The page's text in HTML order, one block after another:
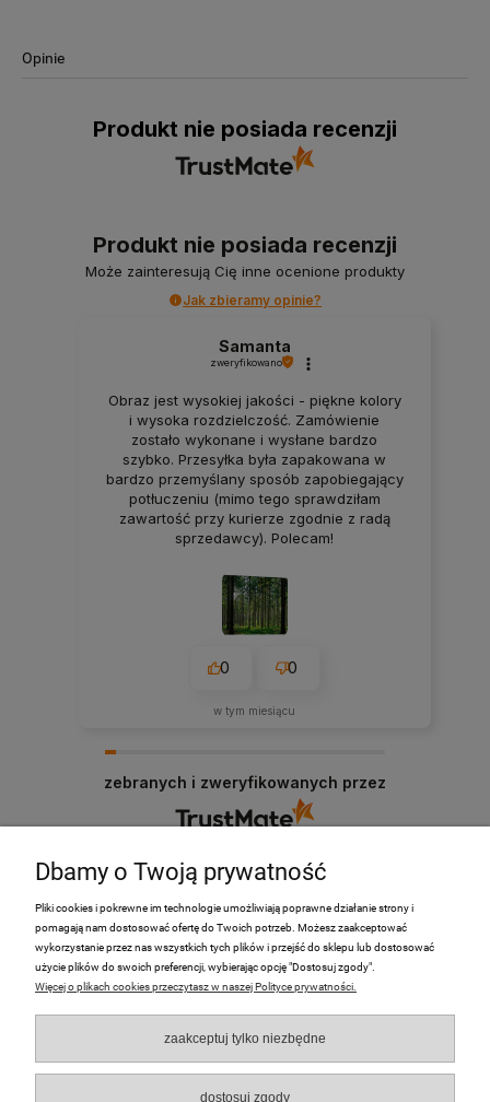
Opinie
Produkt nie posiada recenzji
Produkt nie posiada recenzji
Może zainteresują Cię inne ocenione produkty
Jak zbieramy opinie?
Samanta
zweryfikowano
Obraz jest wysokiej jakości - piękne kolory
i wysoka rozdzielczość. Zamówienie
zostało wykonane i wysłane bardzo
szybko. Przesyłka była zapakowana w
bardzo przemyślany sposób zapobiegający
potłuczeniu (mimo tego sprawdziłam
zawartość przy kurierze zgodnie z radą
sprzedawcy). Polecam!
0 0
w tym miesiącu
zebranych i zweryfikowanych przez
PRODUKTY
Moje Konto
Płatności i dostawa
O nas
Dbamy o Twoją prywatność
Pliki cookies i pokrewne im technologie umożliwiają poprawne działanie strony i
pomagają nam dostosować ofertę do Twoich potrzeb. Możesz zaakceptować
wykorzystanie przez nas wszystkich tych plików i przejść do sklepu lub dostosować
użycie plików do swoich preferencji, wybierając opcję "Dostosuj zgody".
Więcej o plikach cookies przeczytasz w naszej Polityce prywatności.
zaakceptuj tylko niezbędne
dostosuj zgody